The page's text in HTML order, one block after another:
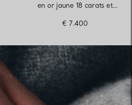
en or jaune 18 carats et
€ 7.400